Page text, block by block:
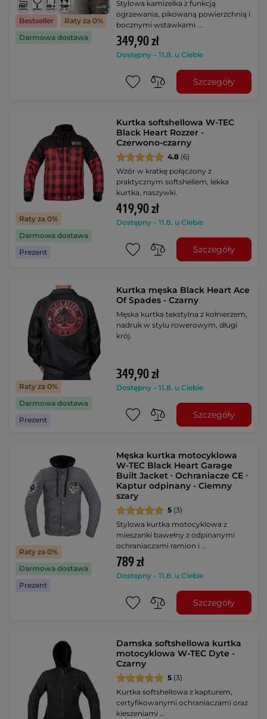
Bestseller
Raty za 0%
Darmowa dostawa
Stylowa kamizelka z funkcją
ogrzewania, pikowaną powierzchnią i
bocznymi wstawkami …
349,90 zł
Dostępny – 11.8. u Ciebie
Szczegóły
Raty za 0%
Darmowa dostawa
Prezent
Kurtka softshellowa W-TEC
Black Heart Rozzer -
Czerwono-czarny
4.8 (6)
Wzór w kratkę połączony z
praktycznym softshellem, lekka
kurtka, naszywki.
419,90 zł
Dostępny – 11.8. u Ciebie
Szczegóły
Raty za 0%
Darmowa dostawa
Prezent
Kurtka męska Black Heart Ace
Of Spades - Czarny
Męska kurtka tekstylna z kołnierzem,
nadruk w stylu rowerowym, długi
krój.
349,90 zł
Dostępny – 11.8. u Ciebie
Szczegóły
Raty za 0%
Darmowa dostawa
Prezent
Męska kurtka motocyklowa
W-TEC Black Heart Garage
Built Jacket ∙ Ochraniacze CE ∙
Kaptur odpinany - Ciemny
szary
5 (3)
Stylowa kurtka motocyklowa z
mieszanki bawełny z odpinanymi
ochraniaczami ramion i …
789 zł
Dostępny – 11.8. u Ciebie
Szczegóły
Damska softshellowa kurtka
motocyklowa W-TEC Dyte -
Czarny
5 (3)
Kurtka softshellowa z kapturem,
certyfikowanymi ochraniaczami oraz
kieszeniami …